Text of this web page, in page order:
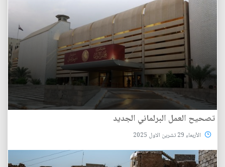
تصحيح العمل البرلماني الجديد
الأربعاء 29 تشرين الاول 2025